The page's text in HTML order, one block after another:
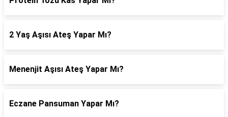
2 Yaş Aşısı Ateş Yapar Mı?
Menenjit Aşısı Ateş Yapar Mı?
Eczane Pansuman Yapar Mı?